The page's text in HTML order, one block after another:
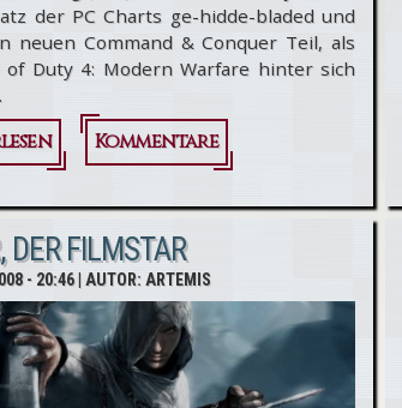
der PC Charts ge-hidde-bladed und
neuen Command & Conquer Teil, als
of Duty 4: Modern Warfare hinter sich
über
für PC:
Altair
erneut
die Nr.1
Kommentare
DER FILMSTAR
- 20:46| AUTOR: ARTEMIS